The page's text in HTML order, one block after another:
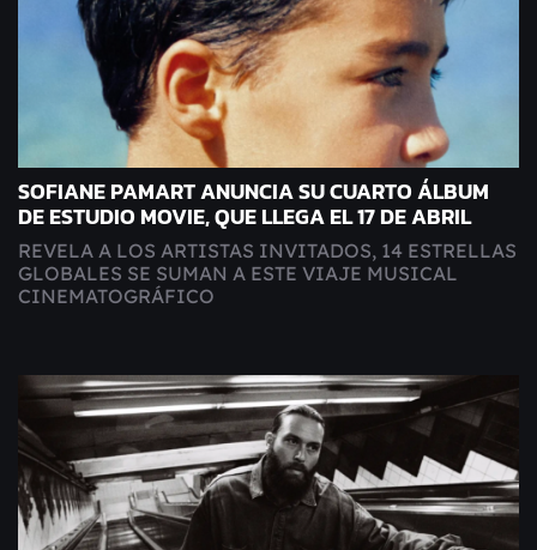
SOFIANE PAMART ANUNCIA SU CUARTO ÁLBUM
DE ESTUDIO MOVIE, QUE LLEGA EL 17 DE ABRIL
REVELA A LOS ARTISTAS INVITADOS, 14 ESTRELLAS
GLOBALES SE SUMAN A ESTE VIAJE MUSICAL
CINEMATOGRÁFICO